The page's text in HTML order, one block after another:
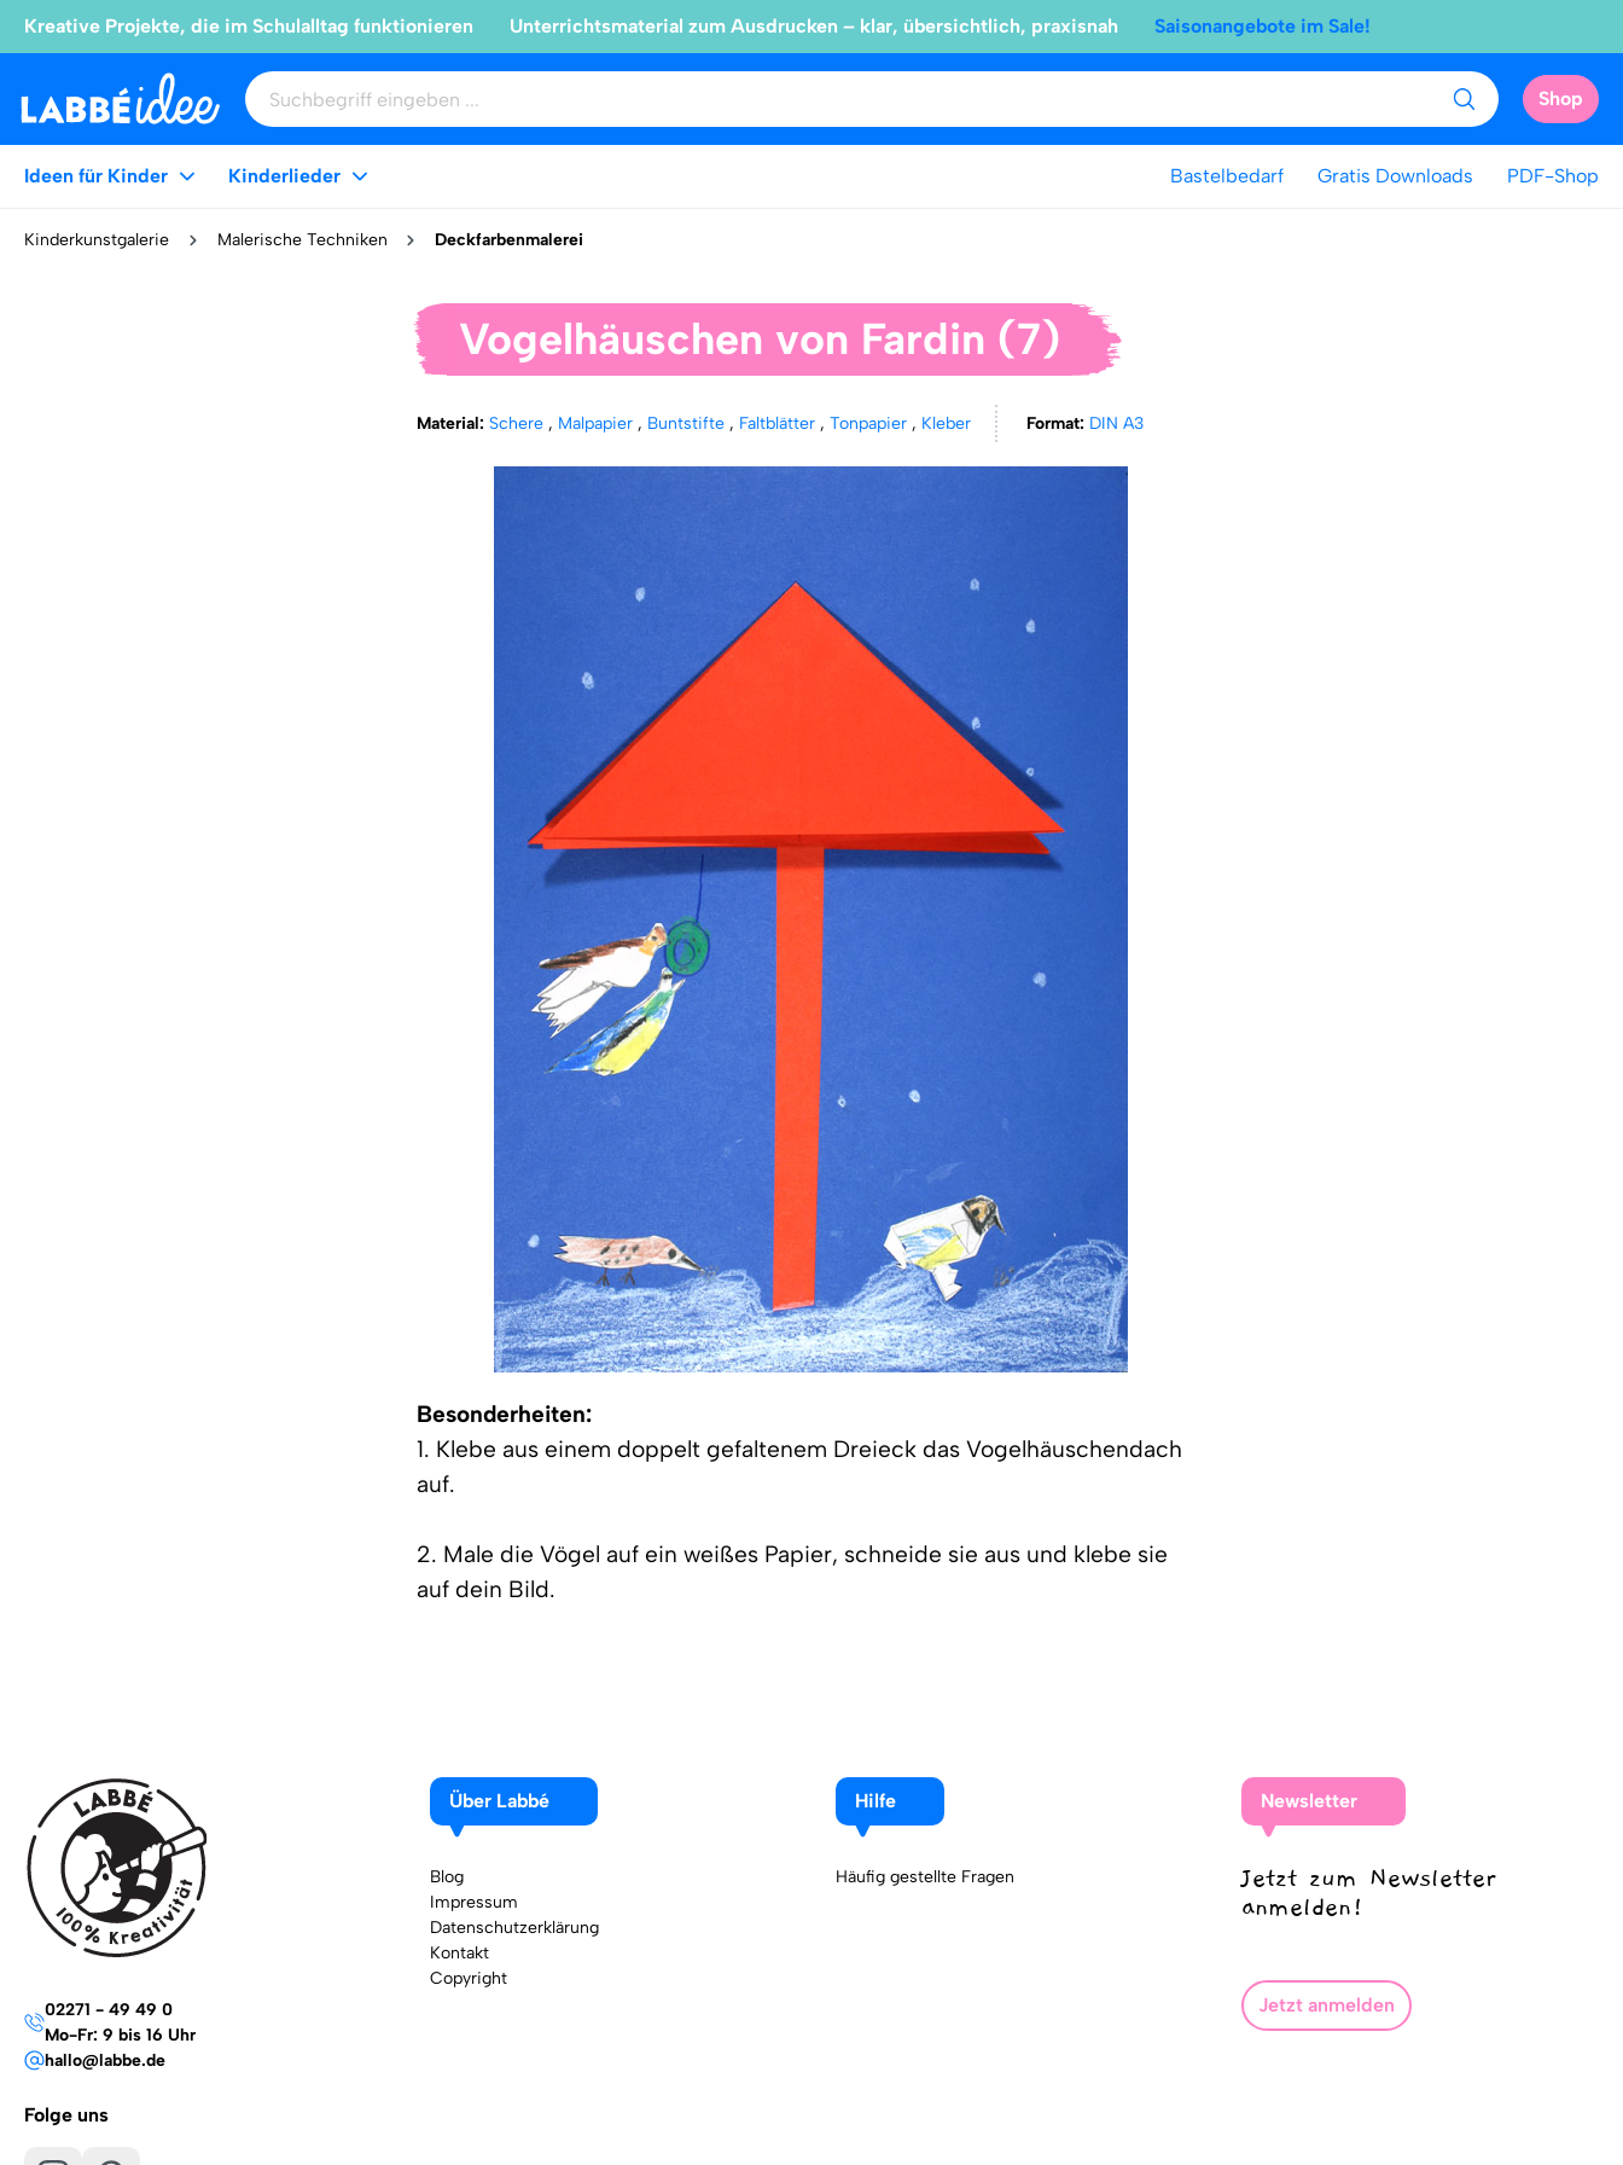
Kreative Projekte, die im Schulalltag funktionieren Unterrichtsmaterial zum Ausdrucken – klar, übersichtlich, praxisnah Saisonangebote im Sale!
Shop
Ideen für Kinder Kinderlieder Bastelbedarf Gratis Downloads PDF-Shop
Kinderkunstgalerie Malerische Techniken Deckfarbenmalerei
Vogelhäuschen von Fardin (7)
Material: Schere , Malpapier , Buntstifte , Faltblätter ,Tonpapier , Kleber Format: DIN A3
Besonderheiten:
1. Klebe aus einem doppelt gefaltenem Dreieck das Vogelhäuschendach
auf.
2. Male die Vögel auf ein weißes Papier, schneide sie aus und klebe sie
auf dein Bild.
02271 - 49 49 0
Mo-Fr: 9 bis 16 Uhr
hallo@labbe.de
Folge uns
Über Labbé
Blog
Impressum
Datenschutzerklärung
Kontakt
Copyright
Hilfe
Häufig gestellte Fragen
Newsletter
Jetzt zum Newsletter
anmelden!
Jetzt anmelden